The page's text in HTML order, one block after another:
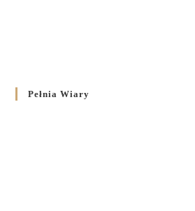
Pełnia Wiary